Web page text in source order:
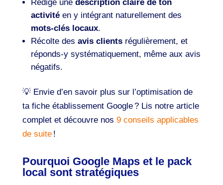
Rédige une description claire de ton
activitéen y intégrant naturellement des
mots-clés locaux.
Récolte des avis clientsrégulièrement, et
réponds-y systématiquement, même aux avis
négatifs.
💡 Envie d’en savoir plus sur l’optimisation de
ta fiche établissement Google ? Lis notre article
complet et découvre nos 9 conseils applicables
de suite!
Pourquoi Google Maps et le pack
local sont stratégiques